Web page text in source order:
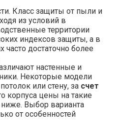
Класс защиты от пыли и
из условий в
территории
индексов защиты, а в
достаточно более
настенные и
Некоторые модели
или стену, за счет
корпуса цены на такие
Выбор варианта
от особенностей